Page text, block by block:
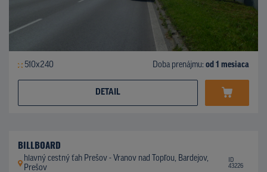
510x240 Doba prenájmu: od 1 mesiaca
DETAIL
BILLBOARD
hlavný cestný ťah Prešov - Vranov nad Topľou, Bardejov,
Prešov
ID
43226